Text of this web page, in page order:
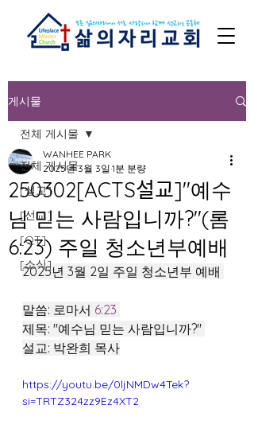
게시물
전체 게시물
[설교]
[선교]
[QT]
[소식]
전체 게시물
250302[ACTS설교]"예수
님 믿는 사람입니까?"(롬
6:23) 주일 청소년부예배
WANHEE PARK
2025년 3월 3일 1분 분량
2025년 3월 2일 주일 청소년부 예배
말씀: 로마서 6:23
제목: "예수님 믿는 사람입니까?"
설교: 박완희 목사
https://youtu.be/0ljNMDw4Tek?
si=TRTZ324zz9Ez4XT2